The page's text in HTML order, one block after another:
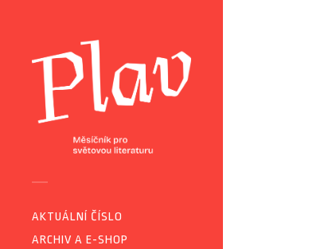
AKTUÁLNÍ ČÍSLO
ARCHIV A E-SHOP